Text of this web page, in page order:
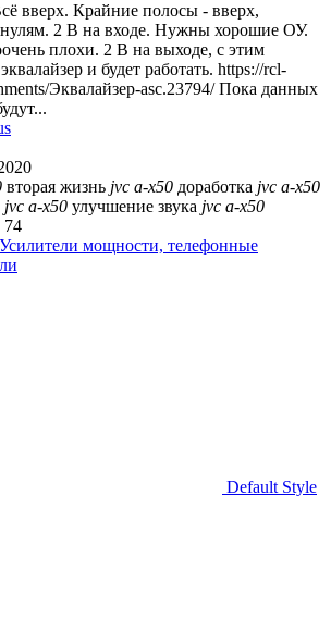
вверх. Крайние полосы - вверх,
нулям. 2 В на входе. Нужны хорошие ОУ.
плохи. 2 В на выходе, с этим
и будет работать. https://rcl-
Эквалайзер-asc.23794/ Пока данных
вторая жизнь jvc a-x50 доработка jvc a-x50
jvc a-x50 улучшение звука jvc a-x50
74
Усилители мощности, телефонные
Default Style